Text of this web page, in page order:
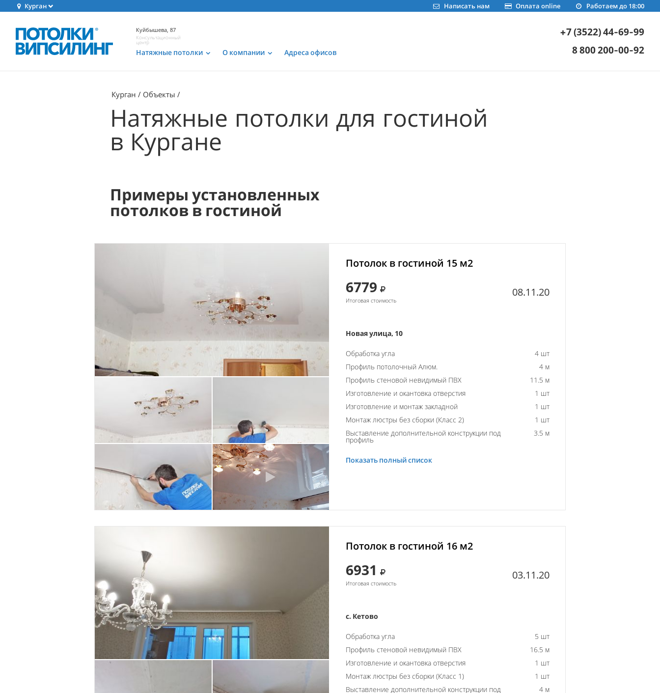
Курган Работаем до 18:00
Оплата online
Написать нам
Куйбышева, 87
Консультационный
центр
Натяжные потолки О компании Адреса офисов
+7 (3522) 44-69-99
8 800 200-00-92
Курган Объекты
Натяжные потолки для гостиной
в Кургане
Примеры установленных
потолков в гостиной
Потолок в гостиной 15 м2
6779
Итоговая стоимость
08.11.20
Новая улица, 10
Обработка угла
4 шт
Профиль потолочный Алюм.
4 м
Профиль стеновой невидимый ПВХ
11.5 м
Изготовление и окантовка отверстия
1 шт
Изготовление и монтаж закладной
1 шт
Монтаж люстры без сборки (Класс 2)
1 шт
Выставление дополнительной конструкции под
профиль
3.5 м
Показать полный список
Потолок в гостиной 16 м2
6931
Итоговая стоимость
03.11.20
с. Кетово
Обработка угла
5 шт
Профиль стеновой невидимый ПВХ
16.5 м
Изготовление и окантовка отверстия
1 шт
Монтаж люстры без сборки (Класс 1)
1 шт
Выставление дополнительной конструкции под
4 м